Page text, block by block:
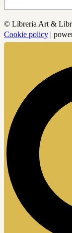
© Libreria Art &
Cookie policy |
Facebook
Instagram
Tiktok